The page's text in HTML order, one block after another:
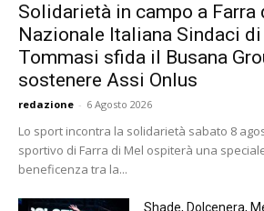
Solidarietà in campo a Farra
Nazionale Italiana Sindaci
Tommasi sfida il Busana
sostenere Assi Onlus
redazione - 6 Agosto 2026
Lo sport incontra la solidarietà sabato 8
sportivo di Farra di Mel ospiterà una
beneficenza tra la...
Shade, Dolcenera,